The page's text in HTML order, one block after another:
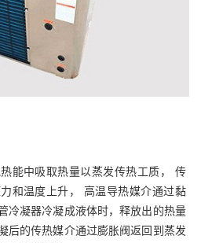
能中吸取热量以蒸发传热工质， 传
和温度上升， 高温导热媒介通过黏
冷凝器冷凝成液体时，释放出的热量
后的传热媒介通过膨胀阀返回到蒸发